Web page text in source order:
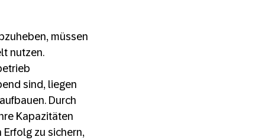
müssen
nutzen.
sind, liegen
Durch
Kapazitäten
zu sichern,